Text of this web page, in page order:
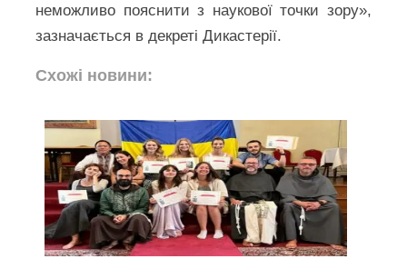
неможливо пояснити з наукової точки зору»,
зазначається в декреті Дикастерії.
Схожі новини: